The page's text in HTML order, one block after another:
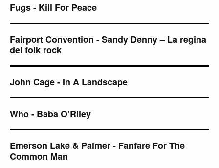
Fugs - Kill For Peace
Fairport Convention - Sandy Denny – La regina
del folk rock
John Cage - In A Landscape
Who - Baba O’Riley
Emerson Lake & Palmer - Fanfare For The
Common Man